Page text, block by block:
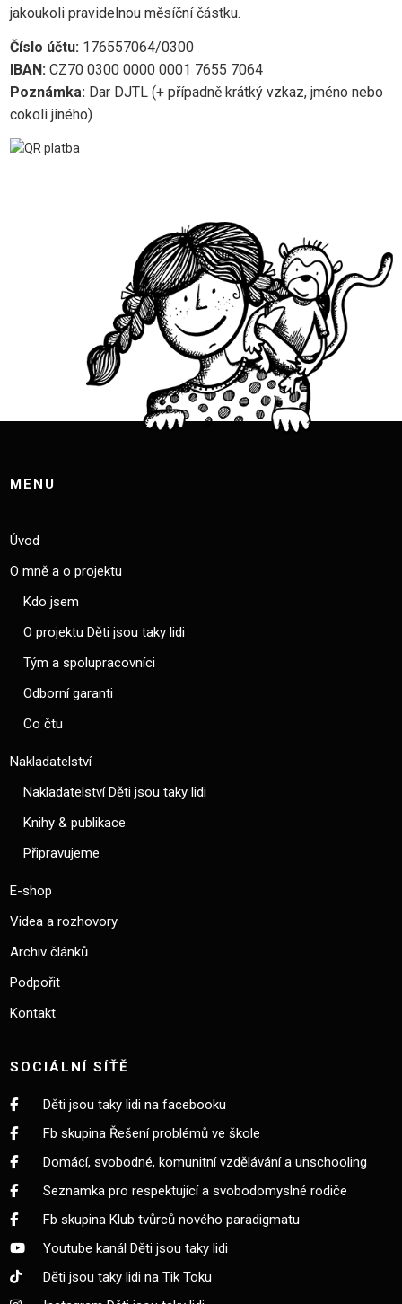
jakoukoli pravidelnou měsíční částku.
Číslo účtu:176557064/0300
IBAN:CZ70 0300 0000 0001 7655 7064
Poznámka:Dar DJTL (+ případně krátký vzkaz, jméno nebo
cokoli jiného)
MENU
Úvod
O mně a o projektu
Kdo jsem
O projektu Děti jsou taky lidi
Tým a spolupracovníci
Odborní garanti
Co čtu
Nakladatelství
Nakladatelství Děti jsou taky lidi
Knihy & publikace
Připravujeme
E-shop
Videa a rozhovory
Archiv článků
Podpořit
Kontakt
SOCIÁLNÍ SÍŤĚ
Děti jsou taky lidi na facebooku
Fb skupina Řešení problémů ve škole
Domácí, svobodné, komunitní vzdělávání a unschooling
Seznamka pro respektující a svobodomyslné rodiče
Fb skupina Klub tvůrců nového paradigmatu
Youtube kanál Děti jsou taky lidi
Děti jsou taky lidi na Tik Toku